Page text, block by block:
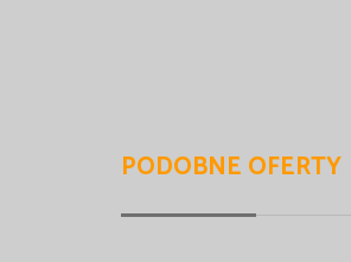
PODOBNE OFERTY